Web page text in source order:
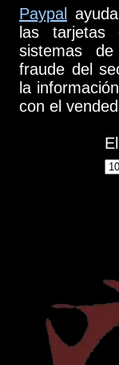
Paypal
las tarjetas
sistemas
fraude del
la
con el